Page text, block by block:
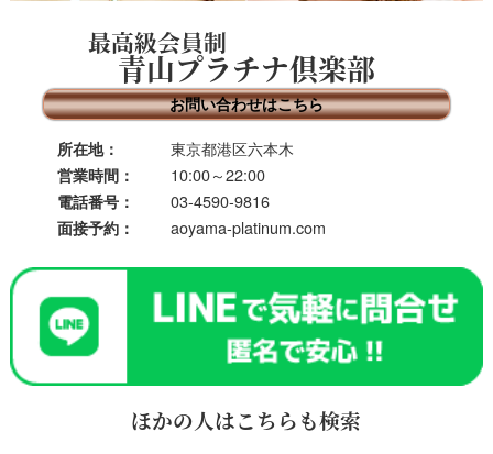
最高級会員制
青山プラチナ倶楽部
お問い合わせはこちら
所在地： 東京都港区六本木
営業時間： 10:00～22:00
電話番号： 03-4590-9816
面接予約： aoyama-platinum.com
ほかの人はこちらも検索